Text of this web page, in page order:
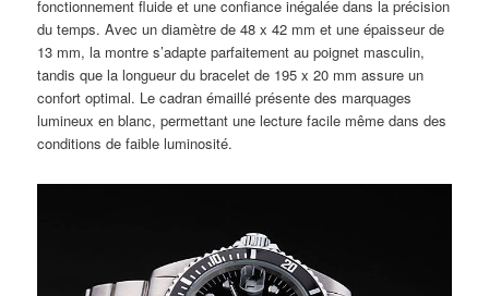
fonctionnement fluide et une confiance inégalée dans la précision
du temps. Avec un diamètre de 48 x 42 mm et une épaisseur de
13 mm, la montre s’adapte parfaitement au poignet masculin,
tandis que la longueur du bracelet de 195 x 20 mm assure un
confort optimal. Le cadran émaillé présente des marquages
lumineux en blanc, permettant une lecture facile même dans des
conditions de faible luminosité.